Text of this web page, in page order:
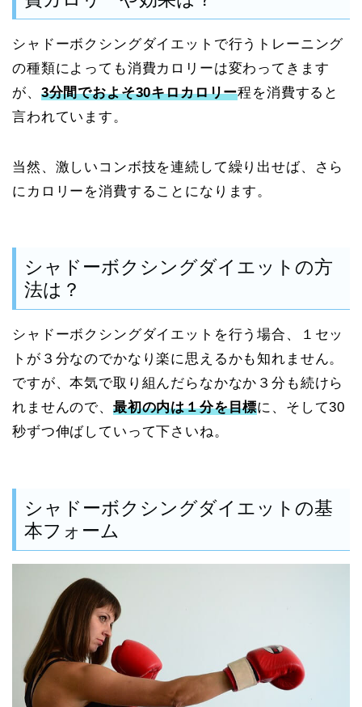
シャドーボクシングダイエットで行うトレーニング
の種類によっても消費カロリーは変わってきます
が、 3分間でおよそ30キロカロリー程を消費すると
言われています。
当然、激しいコンボ技を連続して繰り出せば、さら
にカロリーを消費することになります。
シャドーボクシングダイエットの方
法は？
シャドーボクシングダイエットを行う場合、１セッ
トが３分なのでかなり楽に思えるかも知れません。
ですが、本気で取り組んだらなかなか３分も続けら
れませんので、 最初の内は１分を目標に、そして30
秒ずつ伸ばしていって下さいね。
シャドーボクシングダイエットの基
本フォーム